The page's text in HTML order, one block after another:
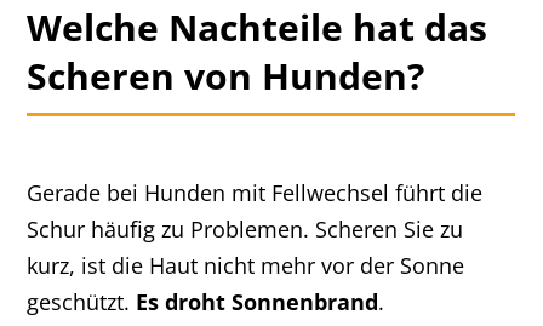
Welche Nachteile hat das
Scheren von Hunden?
Gerade bei Hunden mit Fellwechsel führt die
Schur häufig zu Problemen. Scheren Sie zu
kurz, ist die Haut nicht mehr vor der Sonne
geschützt. Es droht Sonnenbrand.